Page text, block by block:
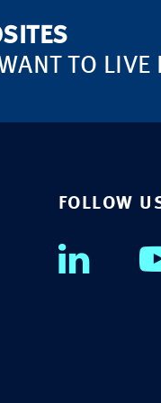
TO LIVE
FOLLOW